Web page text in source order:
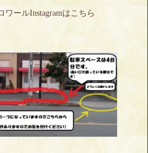
ワールInstagramはこちら